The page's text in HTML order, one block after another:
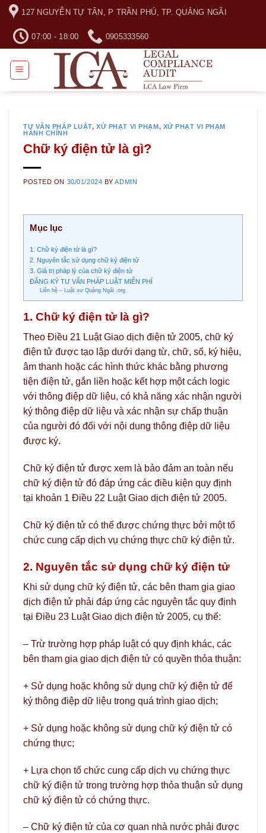
Skip
content
127 NGUYỄN TỰ TÂN, P TRẦN PHÚ, TP. QUẢNG NGÃI
07:00 - 18:00 0905333560
TƯ VẤN PHÁP LUẬT,XỬ PHẠT VI PHẠM, XỬ PHẠT VI PHẠM
HÀNH CHÍNH
Chữ ký điện tử là gì?
POSTED ON 30/01/2024 BYADMIN
Mục lục
1. Chữ ký điện tử là gì?
2. Nguyên tắc sử dụng chữ ký điện tử
3. Giá trị pháp lý của chữ ký điện tử
ĐĂNG KÝ TƯ VẤN PHÁP LUẬT MIỄN PHÍ
Liên hệ – Luật sư Quảng Ngãi .org
1. Chữ ký điện tử là gì?
Theo Điều 21 Luật Giao dịch điện tử 2005, chữ ký
điện tử được tạo lập dưới dạng từ, chữ, số, ký hiệu,
âm thanh hoặc các hình thức khác bằng phương
tiện điện tử, gắn liền hoặc kết hợp một cách logic
với thông điệp dữ liệu, có khả năng xác nhận người
ký thông điệp dữ liệu và xác nhận sự chấp thuận
của người đó đối với nội dung thông điệp dữ liệu
được ký.
Chữ ký điện tử được xem là bảo đảm an toàn nếu
chữ ký điện tử đó đáp ứng các điều kiện quy định
tại khoản 1 Điều 22 Luật Giao dịch điện tử 2005.
Chữ ký điện tử có thể được chứng thực bởi một tổ
chức cung cấp dịch vụ chứng thực chữ ký điện tử.
2. Nguyên tắc sử dụng chữ ký điện tử
Khi sử dụng chữ ký điện tử, các bên tham gia giao
dịch điện tử phải đáp ứng các nguyên tắc quy định
tại Điều 23 Luật Giao dịch điện tử 2005, cụ thể:
– Trừ trường hợp pháp luật có quy định khác, các
bên tham gia giao dịch điện tử có quyền thỏa thuận:
+ Sử dụng hoặc không sử dụng chữ ký điện tử để
ký thông điệp dữ liệu trong quá trình giao dịch;
+ Sử dụng hoặc không sử dụng chữ ký điện tử có
chứng thực;
+ Lựa chọn tổ chức cung cấp dịch vụ chứng thực
chữ ký điện tử trong trường hợp thỏa thuận sử dụng
chữ ký điện tử có chứng thực.
– Chữ ký điện tử của cơ quan nhà nước phải được